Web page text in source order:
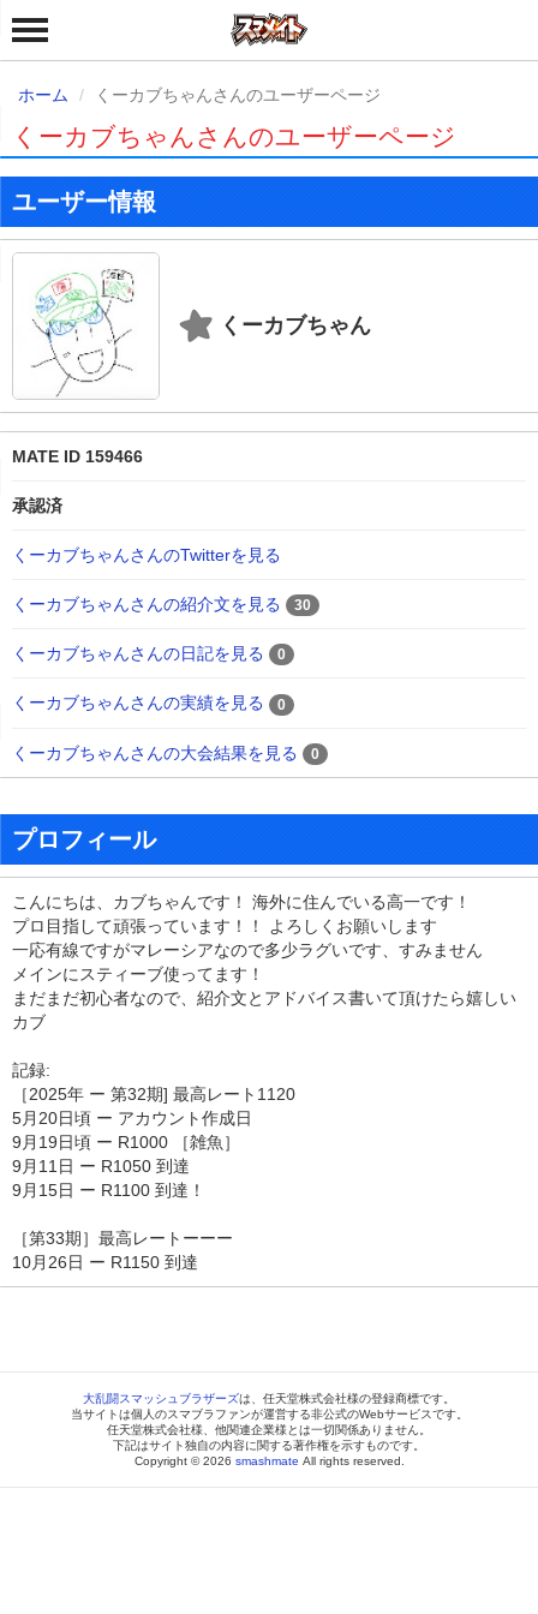
ホーム くーカブちゃんさんのユーザーページ
くーカブちゃんさんのユーザーページ
ユーザー情報
くーカブちゃん
MATE ID 159466
承認済
くーカブちゃんさんのTwitterを見る
くーカブちゃんさんの紹介文を見る 30
くーカブちゃんさんの日記を見る 0
くーカブちゃんさんの実績を見る 0
くーカブちゃんさんの大会結果を見る 0
プロフィール
こんにちは、カブちゃんです！ 海外に住んでいる高一です！
プロ目指して頑張っています！！ よろしくお願いします
一応有線ですがマレーシアなので多少ラグいです、すみません
メインにスティーブ使ってます！
まだまだ初心者なので、紹介文とアドバイス書いて頂けたら嬉しい
カブ
記録:
［2025年 ー 第32期] 最高レート1120
5月20日頃 ー アカウント作成日
9月19日頃 ー R1000 ［雑魚］
9月11日 ー R1050 到達
9月15日 ー R1100 到達！
［第33期］最高レートーーー
10月26日 ー R1150 到達
大乱闘スマッシュブラザーズは、任天堂株式会社様の登録商標です。
当サイトは個人のスマブラファンが運営する非公式のWebサービスです。
任天堂株式会社様、他関連企業様とは一切関係ありません。
下記はサイト独自の内容に関する著作権を示すものです。
Copyright © 2026 smashmate All rights reserved.